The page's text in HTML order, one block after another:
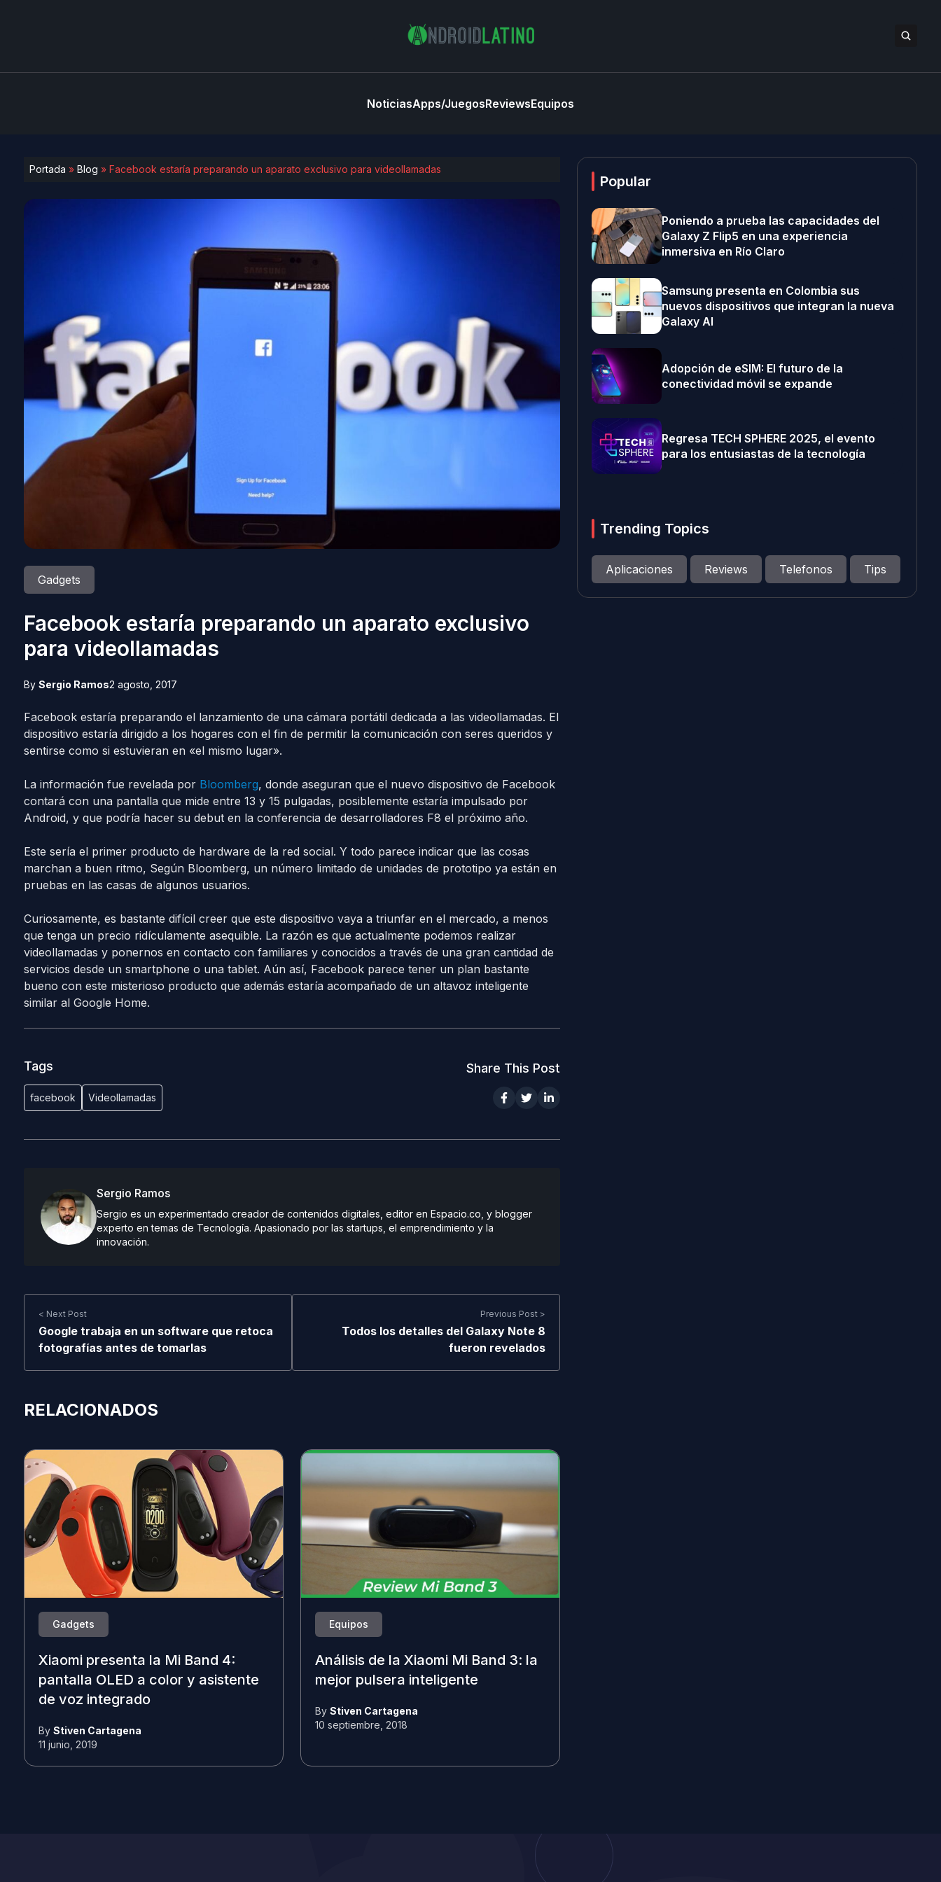
NoticiasApps/JuegosReviewsEquipos
Portada » Blog » Facebook estaría preparando un aparato exclusivo para videollamadas
Gadgets
Facebook estaría preparando un aparato exclusivo
para videollamadas
By Sergio Ramos2 agosto, 2017
Facebook estaría preparando el lanzamiento de una cámara portátil dedicada a las videollamadas. El
dispositivo estaría dirigido a los hogares con el fin de permitir la comunicación con seres queridos y
sentirse como si estuvieran en «el mismo lugar».
La información fue revelada por Bloomberg, donde aseguran que el nuevo dispositivo de Facebook
contará con una pantalla que mide entre 13 y 15 pulgadas, posiblemente estaría impulsado por
Android, y que podría hacer su debut en la conferencia de desarrolladores F8 el próximo año.
Este sería el primer producto de hardware de la red social. Y todo parece indicar que las cosas
marchan a buen ritmo, Según Bloomberg, un número limitado de unidades de prototipo ya están en
pruebas en las casas de algunos usuarios.
Curiosamente, es bastante difícil creer que este dispositivo vaya a triunfar en el mercado, a menos
que tenga un precio ridículamente asequible. La razón es que actualmente podemos realizar
videollamadas y ponernos en contacto con familiares y conocidos a través de una gran cantidad de
servicios desde un smartphone o una tablet. Aún así, Facebook parece tener un plan bastante
bueno con este misterioso producto que además estaría acompañado de un altavoz inteligente
similar al Google Home.
Tags
facebook Videollamadas
Share This Post
Sergio Ramos
Sergio es un experimentado creador de contenidos digitales, editor en Espacio.co, y blogger
experto en temas de Tecnología. Apasionado por las startups, el emprendimiento y la
innovación.
< Next Post
Google trabaja en un software que retoca
fotografías antes de tomarlas
Previous Post >
Todos los detalles del Galaxy Note 8
fueron revelados
RELACIONADOS
Gadgets
Xiaomi presenta la Mi Band 4:
pantalla OLED a color y asistente
de voz integrado
By Stiven Cartagena
11 junio, 2019
Equipos
Análisis de la Xiaomi Mi Band 3: la
mejor pulsera inteligente
By Stiven Cartagena
10 septiembre, 2018
Popular
Poniendo a prueba las capacidades del
Galaxy Z Flip5 en una experiencia
inmersiva en Río Claro
Samsung presenta en Colombia sus
nuevos dispositivos que integran la nueva
Galaxy AI
Adopción de eSIM: El futuro de la
conectividad móvil se expande
Regresa TECH SPHERE 2025, el evento
para los entusiastas de la tecnología
Trending Topics
Aplicaciones Reviews Telefonos Tips